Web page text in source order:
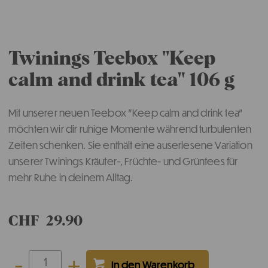
Twinings Teebox "Keep
calm and drink tea" 106 g
Mit unserer neuen Teebox "Keep calm and drink tea"
möchten wir dir ruhige Momente während turbulenten
Zeiten schenken. Sie enthält eine auserlesene Variation
unserer Twinings Kräuter-, Früchte- und Grüntees für
mehr Ruhe in deinem Alltag.
CHF 29.90